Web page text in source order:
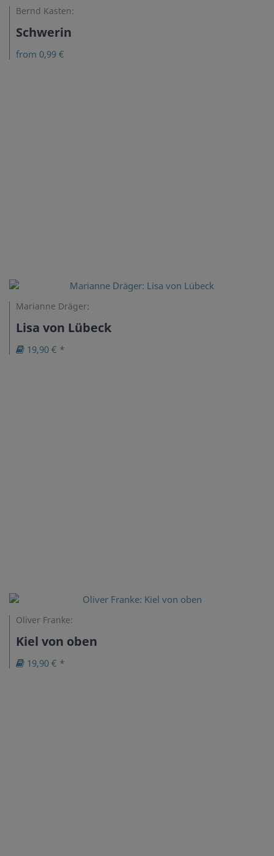
Bernd Kasten:
Schwerin
from 0,99 €
Marianne Dräger:
Lisa von Lübeck
19,90 € *
Oliver Franke:
Kiel von oben
19,90 € *